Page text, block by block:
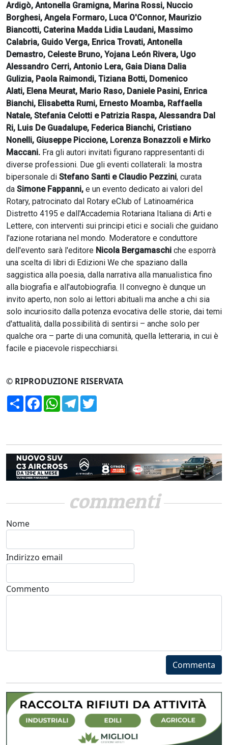
Ardigò, Antonella Gramigna, Marina Rossi, Nuccio
Borghesi, Angela Formaro, Luca O'Connor, Maurizio
Biancotti, Caterina Madda Lidia Laudani, Massimo
Calabria, Guido Verga, Enrica Trovati, Antonella
Demastro, Celeste Bruno, Yojana León Rivera, Ugo
Alessandro Cerri, Antonio Lera, Gaia Diana Dalia
Gulizia, Paola Raimondi, Tiziana Botti, Domenico
Alati, Elena Meurat, Mario Raso, Daniele Pasini, Enrica
Bianchi, Elisabetta Rumi, Ernesto Moamba, Raffaella
Natale, Stefania Celotti e Patrizia Raspa, Alessandra Dal
Ri, Luis De Guadalupe, Federica Bianchi, Cristiano
Nonelli, Giuseppe Piccione, Lorenza Bonazzoli e Mirko
Maccani. Fra gli autori invitati figurano rappresentanti di
diverse professioni. Due gli eventi collaterali: la mostra
bipersonale di Stefano Santi e Claudio Pezzini, curata
da Simone Fappanni, e un evento dedicato ai valori del
Rotary, patrocinato dal Rotary eClub of Latinoamérica
Distretto 4195 e dall'Accademia Rotariana Italiana di Arti e
Lettere, con interventi sui principi etici e sociali che guidano
l'azione rotariana nel mondo. Moderatore e conduttore
dell'evento sarà l'editore Nicola Bergamaschi che esporrà
una scelta di libri di Edizioni We che spaziano dalla
saggistica alla poesia, dalla narrativa alla manualistica fino
alla biografia e all'autobiografia. Il convegno è dunque un
invito aperto, non solo ai lettori abituali ma anche a chi sia
solo incuriosito dalla potenza evocativa delle storie, dai temi
d'attualità, dalla possibilità di sentirsi – anche solo per
qualche ora – parte di una comunità, quella letteraria, in cui è
facile e piacevole rispecchiarsi.
© RIPRODUZIONE RISERVATA
CondividiFacebookWhatsApp
Telegram
commenti
Nome
Indirizzo email
Commento
Commenta